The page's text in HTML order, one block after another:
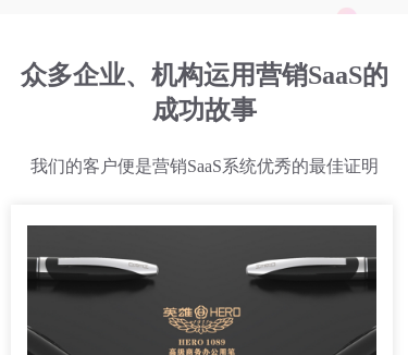
众多企业、机构运用营销SaaS的
成功故事
我们的客户便是营销SaaS系统优秀的最佳证明